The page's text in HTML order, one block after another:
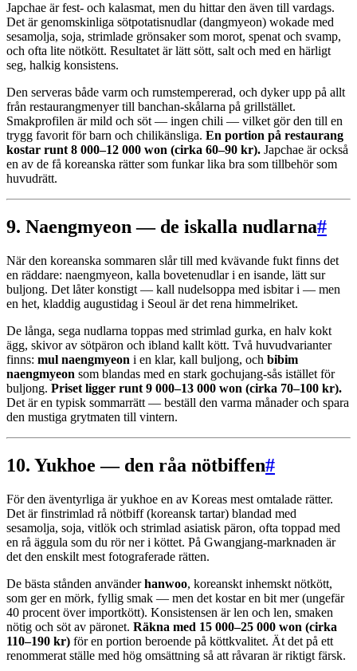
Japchae är fest- och kalasmat, men du hittar den även till vardags.
Det är genomskinliga sötpotatisnudlar (dangmyeon) wokade med
sesamolja, soja, strimlade grönsaker som morot, spenat och svamp,
och ofta lite nötkött. Resultatet är lätt sött, salt och med en härligt
seg, halkig konsistens.
Den serveras både varm och rumstempererad, och dyker upp på allt
från restaurangmenyer till banchan-skålarna på grillstället.
Smakprofilen är mild och söt — ingen chili — vilket gör den till en
trygg favorit för barn och chilikänsliga. En portion på restaurang
kostar runt 8 000–12 000 won (cirka 60–90 kr). Japchae är också
en av de få koreanska rätter som funkar lika bra som tillbehör som
huvudrätt.
9. Naengmyeon — de iskalla nudlarna#
När den koreanska sommaren slår till med kvävande fukt finns det
en räddare: naengmyeon, kalla bovetenudlar i en isande, lätt sur
buljong. Det låter konstigt — kall nudelsoppa med isbitar i — men
en het, kladdig augustidag i Seoul är det rena himmelriket.
De långa, sega nudlarna toppas med strimlad gurka, en halv kokt
ägg, skivor av sötpäron och ibland kallt kött. Två huvudvarianter
finns: mul naengmyeon i en klar, kall buljong, och bibim
naengmyeon som blandas med en stark gochujang-sås istället för
buljong. Priset ligger runt 9 000–13 000 won (cirka 70–100 kr).
Det är en typisk sommarrätt — beställ den varma månader och spara
den mustiga grytmaten till vintern.
10. Yukhoe — den råa nötbiffen#
För den äventyrliga är yukhoe en av Koreas mest omtalade rätter.
Det är finstrimlad rå nötbiff (koreansk tartar) blandad med
sesamolja, soja, vitlök och strimlad asiatisk päron, ofta toppad med
en rå äggula som du rör ner i köttet. På Gwangjang-marknaden är
det den enskilt mest fotograferade rätten.
De bästa stånden använderhanwoo, koreanskt inhemskt nötkött,
som ger en mörk, fyllig smak — men det kostar en bit mer (ungefär
40 procent över importkött). Konsistensen är len och len, smaken
nötig och söt av päronet. Räkna med 15 000–25 000 won (cirka
110–190 kr) för en portion beroende på köttkvalitet. Ät det på ett
renommerat ställe med hög omsättning så att råvaran är riktigt färsk.